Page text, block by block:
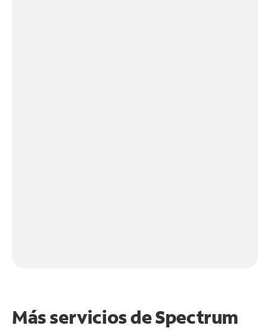
Más servicios de Spectrum